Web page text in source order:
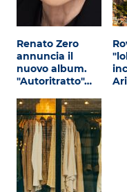
Renato Zero
annuncia il
nuovo album.
"Autoritratto"…